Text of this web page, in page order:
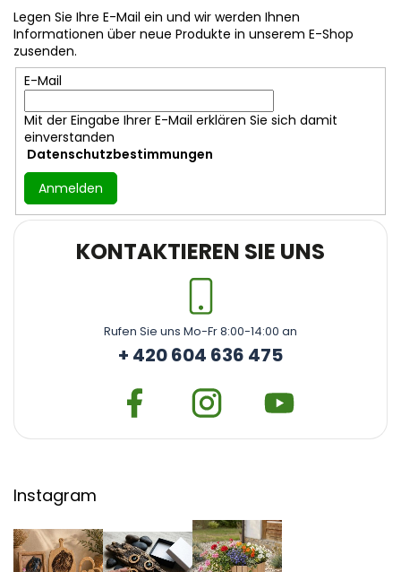
Legen Sie Ihre E-Mail ein und wir werden Ihnen
Informationen über neue Produkte in unserem E-Shop
zusenden.
E-Mail
Mit der Eingabe Ihrer E-Mail erklären Sie sich damit
einverstanden
Datenschutzbestimmungen
Anmelden
KONTAKTIEREN SIE UNS
Rufen Sie uns Mo-Fr 8:00-14:00 an
+ 420 604 636 475
Instagram